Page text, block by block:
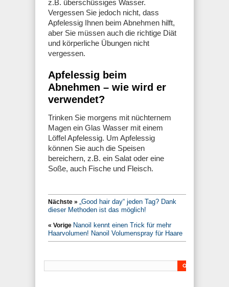
z.B. überschüssiges Wasser.
Vergessen Sie jedoch nicht, dass
Apfelessig Ihnen beim Abnehmen hilft,
aber Sie müssen auch die richtige Diät
und körperliche Übungen nicht
vergessen.
Apfelessig beim
Abnehmen – wie wird er
verwendet?
Trinken Sie morgens mit nüchternem
Magen ein Glas Wasser mit einem
Löffel Apfelessig. Um Apfelessig
können Sie auch die Speisen
bereichern, z.B. ein Salat oder eine
Soße, auch Fische und Fleisch.
Nächste » „Good hair day“ jeden Tag? Dank
dieser Methoden ist das möglich!
« Vorige Nanoil kennt einen Trick für mehr
Haarvolumen! Nanoil Volumenspray für Haare